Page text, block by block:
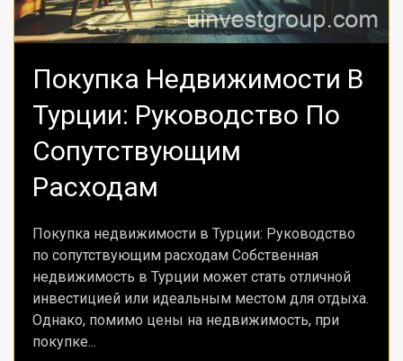
Покупка Недвижимости В
Турции: Руководство По
Сопутствующим
Расходам
Покупка недвижимости в Турции: Руководство
по сопутствующим расходам Собственная
недвижимость в Турции может стать отличной
инвестицией или идеальным местом для отдыха.
Однако, помимо цены на недвижимость, при
покупке...